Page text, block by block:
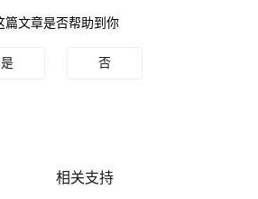
篇文章是否帮助到你
是 否
相关支持